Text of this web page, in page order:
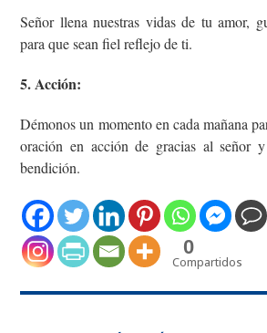
Señor llena nuestras vidas de tu amor,
para que sean fiel reflejo de ti.
5. Acción:
Démonos un momento en cada mañana
oración en acción de gracias al señor
bendición.
0
Compartidos